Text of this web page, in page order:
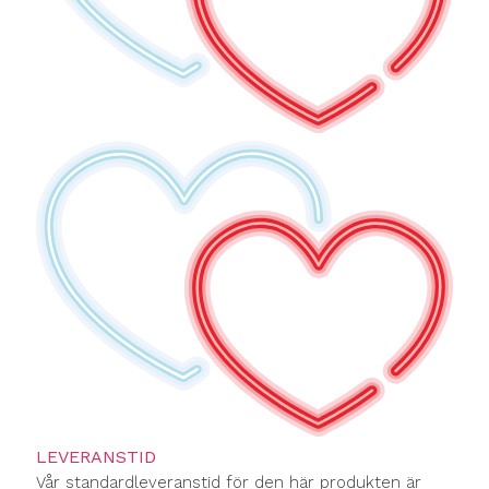
LEVERANSTID
Vår standardleveranstid för den här produkten är